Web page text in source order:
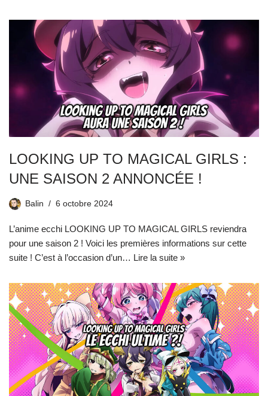
LOOKING UP TO MAGICAL GIRLS :
UNE SAISON 2 ANNONCÉE !
Balin 6 octobre 2024
L’anime ecchi LOOKING UP TO MAGICAL GIRLS reviendra
pour une saison 2 ! Voici les premières informations sur cette
suite ! C’est à l’occasion d’un… Lire la suite »